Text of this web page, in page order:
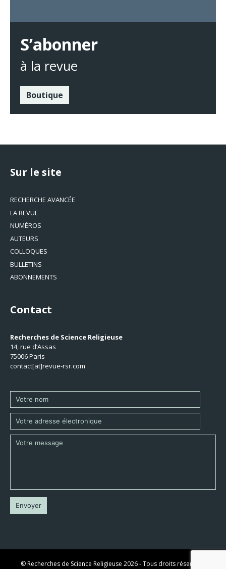
S’abonner
à la revue
Boutique
Sur le site
RECHERCHE AVANCÉE
LA REVUE
NUMÉROS
AUTEURS
COLLOQUES
BULLETINS
ABONNEMENTS
Contact
Recherches de Science Religieuse
14, rue d’Assas
75006 Paris
contact[at]revue-rsr.com
© Recherches de Science Religieuse 2026 - Tous droits réservés -